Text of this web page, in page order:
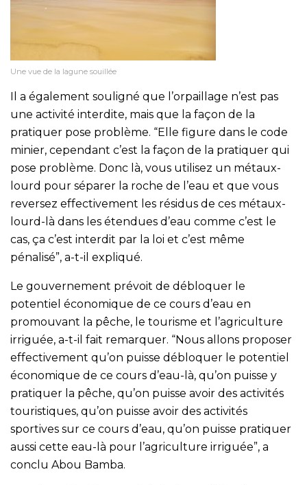
Une vue de la lagune souillée
Il a également souligné que l’orpaillage n’est pas
une activité interdite, mais que la façon de la
pratiquer pose problème. “Elle figure dans le code
minier, cependant c’est la façon de la pratiquer qui
pose problème. Donc là, vous utilisez un métaux-
lourd pour séparer la roche de l’eau et que vous
reversez effectivement les résidus de ces métaux-
lourd-là dans les étendues d’eau comme c’est le
cas, ça c’est interdit par la loi et c’est même
pénalisé”, a-t-il expliqué.
Le gouvernement prévoit de débloquer le
potentiel économique de ce cours d’eau en
promouvant la pêche, le tourisme et l’agriculture
irriguée, a-t-il fait remarquer. “Nous allons proposer
effectivement qu’on puisse débloquer le potentiel
économique de ce cours d’eau-là, qu’on puisse y
pratiquer la pêche, qu’on puisse avoir des activités
touristiques, qu’on puisse avoir des activités
sportives sur ce cours d’eau, qu’on puisse pratiquer
aussi cette eau-là pour l’agriculture irriguée”, a
conclu Abou Bamba.